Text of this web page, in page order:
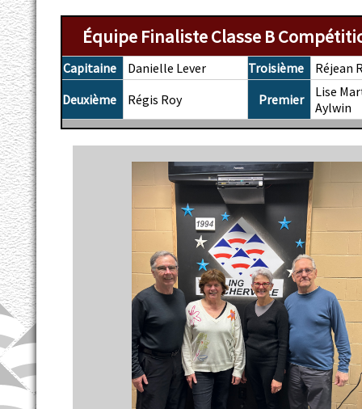
Équipe Finaliste Classe B
Capitaine Danielle Lever Troisième
Réjean
Deuxième
Régis Roy Premier
Lise
Aylwin